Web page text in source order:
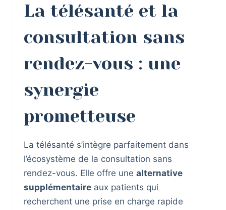
La télésanté et la
consultation sans
rendez-vous : une
synergie
prometteuse
La télésanté s’intègre parfaitement dans
l’écosystème de la consultation sans
rendez-vous. Elle offre une alternative
supplémentaireaux patients qui
recherchent une prise en charge rapide